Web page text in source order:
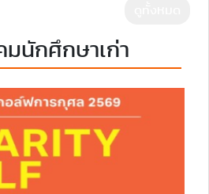
นักศึกษาเก่า